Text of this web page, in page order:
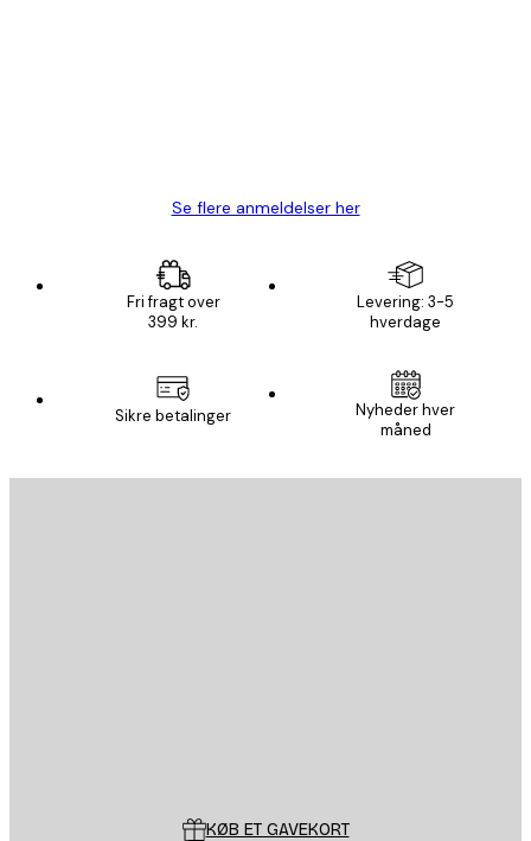
Se flere anmeldelser her
Fri fragt over
399 kr.
Levering: 3-5
hverdage
Sikre betalinger
Nyheder hver
måned
KØB ET GAVEKORT